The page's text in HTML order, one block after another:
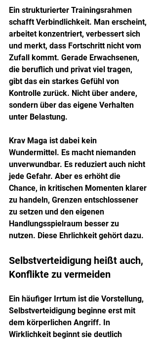
Ein strukturierter Trainingsrahmen
schafft Verbindlichkeit. Man erscheint,
arbeitet konzentriert, verbessert sich
und merkt, dass Fortschritt nicht vom
Zufall kommt. Gerade Erwachsenen,
die beruflich und privat viel tragen,
gibt das ein starkes Gefühl von
Kontrolle zurück. Nicht über andere,
sondern über das eigene Verhalten
unter Belastung.
Krav Maga ist dabei kein
Wundermittel. Es macht niemanden
unverwundbar. Es reduziert auch nicht
jede Gefahr. Aber es erhöht die
Chance, in kritischen Momenten klarer
zu handeln, Grenzen entschlossener
zu setzen und den eigenen
Handlungsspielraum besser zu
nutzen. Diese Ehrlichkeit gehört dazu.
Selbstverteidigung heißt auch,
Konflikte zu vermeiden
Ein häufiger Irrtum ist die Vorstellung,
Selbstverteidigung beginne erst mit
dem körperlichen Angriff. In
Wirklichkeit beginnt sie deutlich